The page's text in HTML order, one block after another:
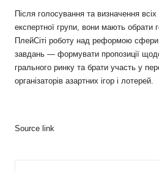
Після голосування та визначення всіх
експертної групи, вони мають обрати
ПлейСіті роботу над реформою сфери
завдань — формувати пропозиції
грального ринку та брати участь у
організаторів азартних ігор і лотерей.
Source link